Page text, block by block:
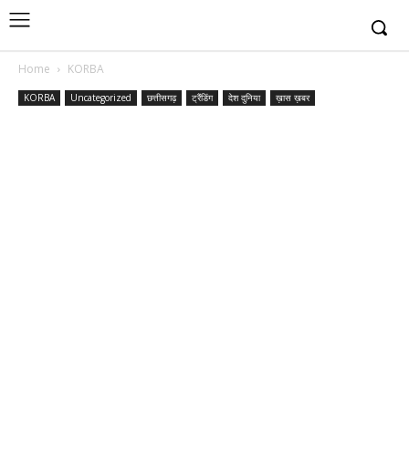
Home KORBA
KORBA Uncategorized छत्तीसगढ़ ट्रैंडिंग देश दुनिया ख़ास ख़बर